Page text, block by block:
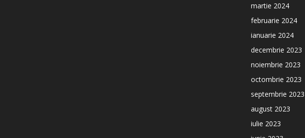
martie 2024
februarie 2024
ianuarie 2024
decembrie 2023
noiembrie 2023
octombrie 2023
septembrie 2023
august 2023
iulie 2023